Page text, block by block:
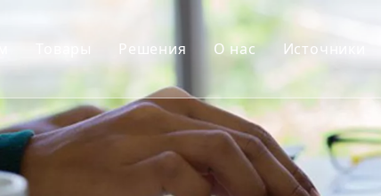
Высокотемпературная печь для графитизации
Непрерывная печь
печь для спекания
Решения
Приложения
Проекты
О нас
Послепродажное
Источники
Скачать